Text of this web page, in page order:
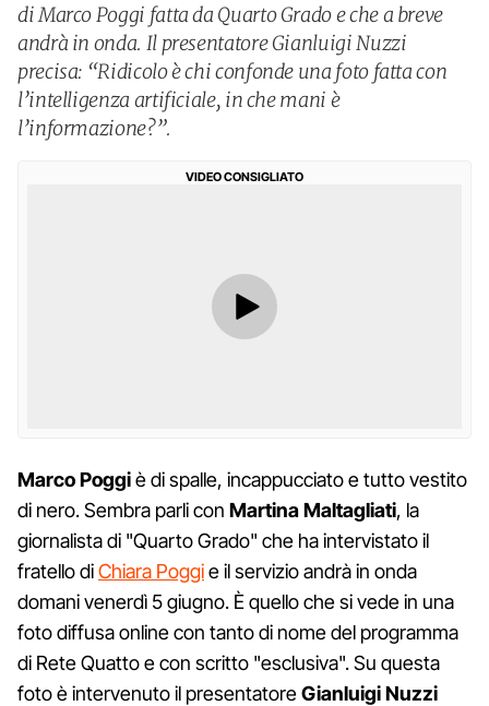
di Marco Poggi fatta da Quarto Grado e che a breve
andrà in onda. Il presentatore Gianluigi Nuzzi
precisa: “Ridicolo è chi confonde una foto fatta con
l’intelligenza artificiale, in che mani è
l’informazione?”.
VIDEO CONSIGLIATO
Marco Poggiè di spalle, incappucciato e tutto vestito
di nero. Sembra parli con Martina Maltagliati, la
giornalista di "Quarto Grado" che ha intervistato il
fratello diChiara Poggie il servizio andrà in onda
domani venerdì 5 giugno. È quello che si vede in una
foto diffusa online con tanto di nome del programma
di Rete Quatto e con scritto "esclusiva". Su questa
foto è intervenuto il presentatoreGianluigi Nuzzi